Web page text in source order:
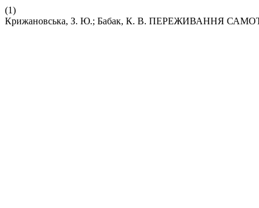
(1)
Крижановська, З. Ю.; Бабак, К. В. ПЕРЕЖИВАННЯ